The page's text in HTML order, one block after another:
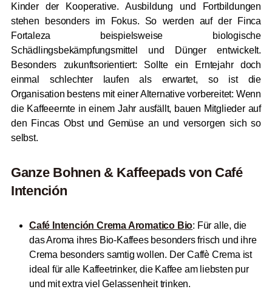
Kinder der Kooperative. Ausbildung und Fortbildungen
stehen besonders im Fokus. So werden auf der Finca
Fortaleza beispielsweise biologische
Schädlingsbekämpfungsmittel und Dünger entwickelt.
Besonders zukunftsorientiert: Sollte ein Erntejahr doch
einmal schlechter laufen als erwartet, so ist die
Organisation bestens mit einer Alternative vorbereitet: Wenn
die Kaffeeernte in einem Jahr ausfällt, bauen Mitglieder auf
den Fincas Obst und Gemüse an und versorgen sich so
selbst.
Ganze Bohnen & Kaffeepads von Café
Intención
Café Intención Crema Aromatico Bio: Für alle, die
das Aroma ihres Bio-Kaffees besonders frisch und ihre
Crema besonders samtig wollen. Der Caffè Crema ist
ideal für alle Kaffeetrinker, die Kaffee am liebsten pur
und mit extra viel Gelassenheit trinken.